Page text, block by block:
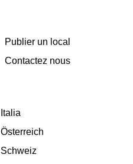
Publier un local
Contactez nous
Italia
Österreich
Schweiz